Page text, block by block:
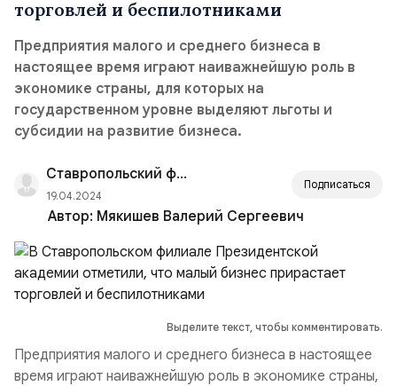
торговлей и беспилотниками
Предприятия малого и среднего бизнеса в
настоящее время играют наиважнейшую роль в
экономике страны, для которых на
государственном уровне выделяют льготы и
субсидии на развитие бизнеса.
Ставропольский филиал РАНХиГС
19.04.2024
Подписаться
Автор: Мякишев Валерий Сергеевич
Выделите текст, чтобы комментировать.
Предприятия малого и среднего бизнеса в настоящее
время играют наиважнейшую роль в экономике страны,